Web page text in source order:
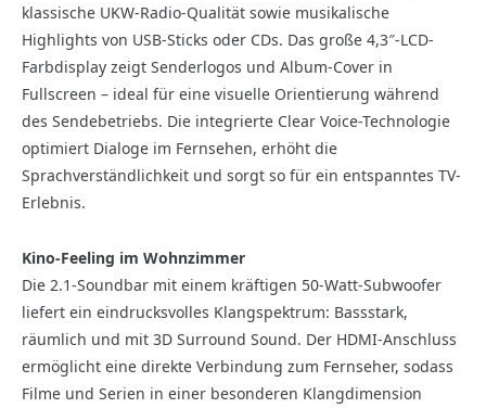
klassische UKW-Radio-Qualität sowie musikalische
Highlights von USB-Sticks oder CDs. Das große 4,3″-LCD-
Farbdisplay zeigt Senderlogos und Album-Cover in
Fullscreen – ideal für eine visuelle Orientierung während
des Sendebetriebs. Die integrierte Clear Voice-Technologie
optimiert Dialoge im Fernsehen, erhöht die
Sprachverständlichkeit und sorgt so für ein entspanntes TV-
Erlebnis.
Kino-Feeling im Wohnzimmer
Die 2.1-Soundbar mit einem kräftigen 50-Watt-Subwoofer
liefert ein eindrucksvolles Klangspektrum: Bassstark,
räumlich und mit 3D Surround Sound. Der HDMI-Anschluss
ermöglicht eine direkte Verbindung zum Fernseher, sodass
Filme und Serien in einer besonderen Klangdimension